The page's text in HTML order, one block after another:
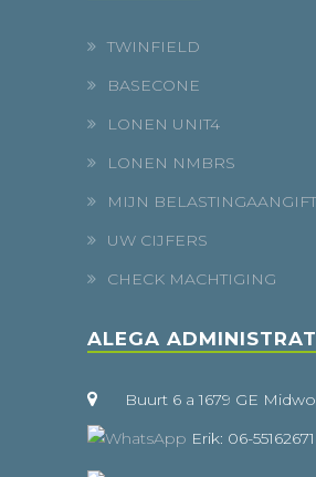
TWINFIELD
BASECONE
LONEN UNIT4
LONEN NMBRS
MIJN
UW CIJFERS
CHECK MACHTIGING
ALEGA
Buurt 6 a 1679 GE
Erik: 06-55162671